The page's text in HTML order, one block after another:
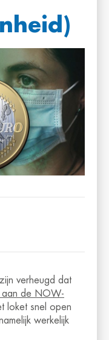
verheugd dat
aan de NOW-
loket snel open
werkelijk